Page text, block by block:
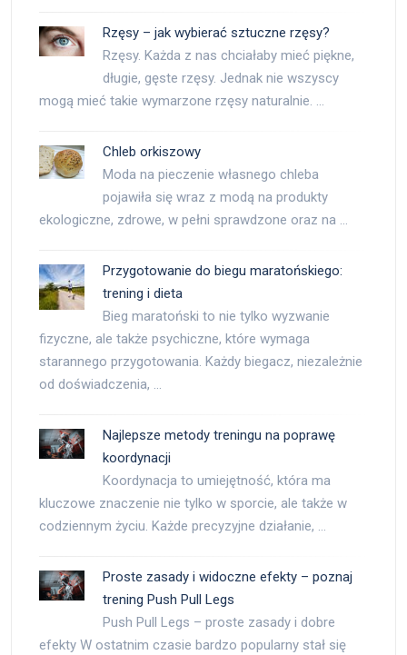
Rzęsy – jak wybierać sztuczne rzęsy?
Rzęsy. Każda z nas chciałaby mieć piękne,
długie, gęste rzęsy. Jednak nie wszyscy
mogą mieć takie wymarzone rzęsy naturalnie. …
Chleb orkiszowy
Moda na pieczenie własnego chleba
pojawiła się wraz z modą na produkty
ekologiczne, zdrowe, w pełni sprawdzone oraz na …
Przygotowanie do biegu maratońskiego:
trening i dieta
Bieg maratoński to nie tylko wyzwanie
fizyczne, ale także psychiczne, które wymaga
starannego przygotowania. Każdy biegacz, niezależnie
od doświadczenia, …
Najlepsze metody treningu na poprawę
koordynacji
Koordynacja to umiejętność, która ma
kluczowe znaczenie nie tylko w sporcie, ale także w
codziennym życiu. Każde precyzyjne działanie, …
Proste zasady i widoczne efekty – poznaj
trening Push Pull Legs
Push Pull Legs – proste zasady i dobre
efekty W ostatnim czasie bardzo popularny stał się